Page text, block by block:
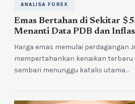
ANALISA FOREX
Emas Bertahan di Sekitar
Menanti Data PDB dan
Harga emas memulai perdagangan
mempertahankan kenaikan terbaru
sembari menunggu katalis utama…